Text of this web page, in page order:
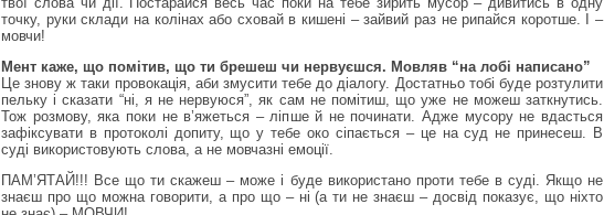
точку, руки склади на колінах або сховай в кишені – зайвий раз не рипайся коротше. І –
мовчи!
Мент каже, що помітив, що ти брешеш чи нервуєшся. Мовляв “на лобі написано”
Це знову ж таки провокація, аби змусити тебе до діалогу. Достатньо тобі буде розтулити
пельку і сказати “ні, я не нервуюся”, як сам не помітиш, що уже не можеш заткнутись.
Тож розмову, яка поки не в’яжеться – ліпше й не починати. Адже мусору не вдасться
зафіксувати в протоколі допиту, що у тебе око сіпається – це на суд не принесеш. В
суді використовують слова, а не мовчазні емоції.
ПАМ’ЯТАЙ!!! Все що ти скажеш – може і буде використано проти тебе в суді. Якщо не
знаєш про що можна говорити, а про що – ні (а ти не знаєш – досвід показує, що ніхто